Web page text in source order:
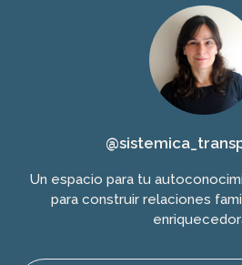
Un espacio para tu
para construir relaciones